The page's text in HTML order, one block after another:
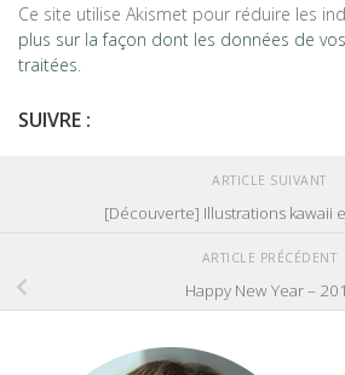
Ce site utilise Akismet pour réduire les
plus sur la façon dont les données de
traitées
SUIVRE :
ARTICLE SUIVANT
[Découverte] Illustrations kawaii
ARTICLE PRÉCÉDENT
Happy New Year –